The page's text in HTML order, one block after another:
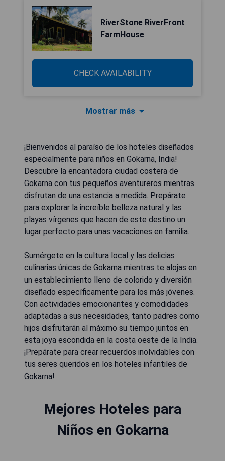
RiverStone RiverFront
FarmHouse
CHECK AVAILABILITY
Mostrar más
¡Bienvenidos al paraíso de los hoteles diseñados
especialmente para niños en Gokarna, India!
Descubre la encantadora ciudad costera de
Gokarna con tus pequeños aventureros mientras
disfrutan de una estancia a medida. Prepárate
para explorar la increíble belleza natural y las
playas vírgenes que hacen de este destino un
lugar perfecto para unas vacaciones en familia.
Sumérgete en la cultura local y las delicias
culinarias únicas de Gokarna mientras te alojas en
un establecimiento lleno de colorido y diversión
diseñado específicamente para los más jóvenes.
Con actividades emocionantes y comodidades
adaptadas a sus necesidades, tanto padres como
hijos disfrutarán al máximo su tiempo juntos en
esta joya escondida en la costa oeste de la India.
¡Prepárate para crear recuerdos inolvidables con
tus seres queridos en los hoteles infantiles de
Gokarna!
Mejores Hoteles para
Niños en Gokarna